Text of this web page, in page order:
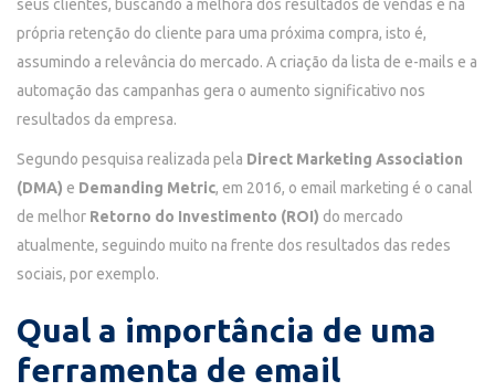
seus clientes, buscando a melhora dos resultados de vendas e na
própria retenção do cliente para uma próxima compra, isto é,
assumindo a relevância do mercado. A criação da lista de e-mails e a
automação das campanhas gera o aumento significativo nos
resultados da empresa.
Segundo pesquisa realizada pela Direct Marketing Association
(DMA) e Demanding Metric, em 2016, o email marketing é o canal
de melhor Retorno do Investimento (ROI) do mercado
atualmente, seguindo muito na frente dos resultados das redes
sociais, por exemplo.
Qual a importância de uma
ferramenta de email